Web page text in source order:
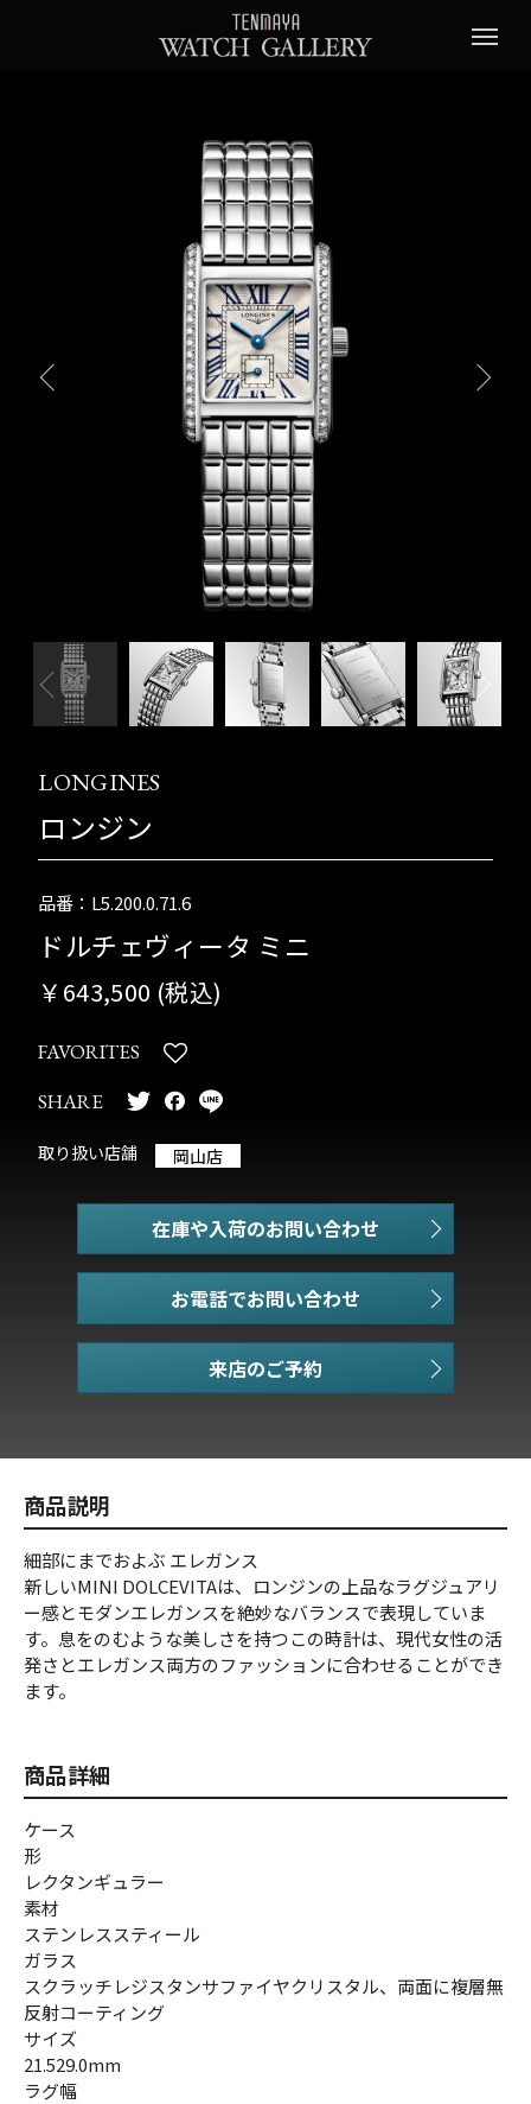
LONGINES
ロンジン
品番：L5.200.0.71.6
ドルチェヴィータ ミニ
￥643,500 (税込)
FAVORITES
SHARE
取り扱い店舗 岡山店
在庫や入荷のお問い合わせ
お電話でお問い合わせ
商品説明
細部にまでおよぶ エレガンス
新しいMINI DOLCEVITAは、ロンジンの上品なラグジュアリ
ー感とモダンエレガンスを絶妙なバランスで表現していま
す。息をのむような美しさを持つこの時計は、現代女性の活
発さとエレガンス両方のファッションに合わせることができ
ます。
商品詳細
ケース
形
レクタンギュラー
素材
ステンレススティール
ガラス
スクラッチレジスタンサファイヤクリスタル、両面に複層無
反射コーティング
サイズ
21.529.0mm
ラグ幅